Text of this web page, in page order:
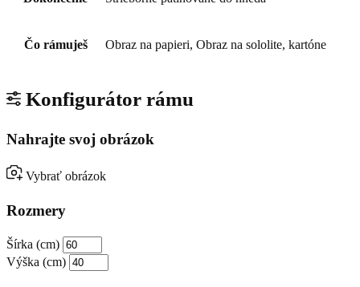
Čo rámuješ Obraz na papieri, Obraz na sololite, kartóne
Konfigurátor rámu
Nahrajte svoj obrázok
Vybrať obrázok
Rozmery
Šírka (cm)
Výška (cm)